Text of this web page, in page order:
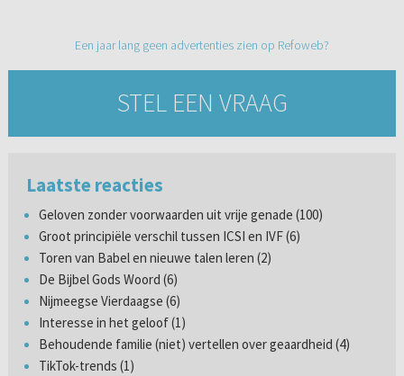
Een jaar lang geen advertenties zien op Refoweb?
STEL EEN VRAAG
Laatste reacties
Geloven zonder voorwaarden uit vrije genade (100)
Groot principiële verschil tussen ICSI en IVF (6)
Toren van Babel en nieuwe talen leren (2)
De Bijbel Gods Woord (6)
Nijmeegse Vierdaagse (6)
Interesse in het geloof (1)
Behoudende familie (niet) vertellen over geaardheid (4)
TikTok-trends (1)